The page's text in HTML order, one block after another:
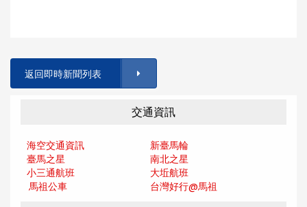
返回即時新聞列表
交通資訊
海空交通資訊
新臺馬輪
臺馬之星
南北之星
小三通航班
大坵航班
馬祖公車
台灣好行@馬祖